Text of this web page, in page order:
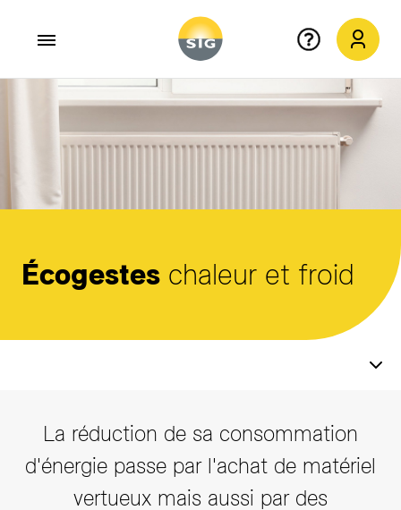
Aller au contenu principal
Écogestes chaleur et froid
La réduction de sa consommation
d'énergie passe par l'achat de matériel
vertueux mais aussi par des